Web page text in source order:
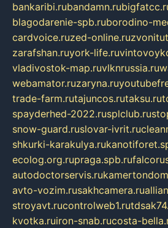
bankaribi.rubandamn.ru
blagodarenie-spb.ruborodino-
cardvoice.ruzed-online.ru
zarafshan.ruyork-life.ru
vladivostok-map.ruvlknrussia.ru
webamator.ruzaryna.ru
trade-farm.rutajuncos.rutaksu.ru
spayderhed-2022.rusplclub.ru
snow-guard.ruslovar-ivrit.ru
shkurki-karakulya.ru
ecolog.org.rupraga.spb.ru
autodoctorservis.ru
avto-vozim.rusakhcamera.ru
stroyavt.rucontrolweb1.ru
kvotka.ruiron-snab.rucosta-